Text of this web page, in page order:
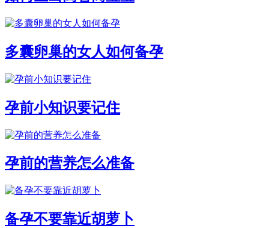
多囊卵巢的女人如何备孕
孕前小知识要记住
孕前的营养怎么准备
备孕不要靠近胡萝卜